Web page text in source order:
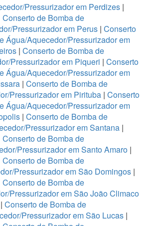
Pressurizador em Perdizes |
Conserto de Bomba de
Pressurizador em Perus | Conserto
Água/Aquecedor/Pressurizador em
| Conserto de Bomba de
Pressurizador em Piqueri | Conserto
Água/Aquecedor/Pressurizador em
| Conserto de Bomba de
Pressurizador em Pirituba| Conserto
Água/Aquecedor/Pressurizador em
| Conserto de Bomba de
Pressurizador em Santana|
Conserto de Bomba de
Pressurizador em Santo Amaro |
Conserto de Bomba de
Pressurizador em São Domingos|
Conserto de Bomba de
Pressurizador em São João Climaco
| Conserto de Bomba de
Pressurizador em São Lucas|